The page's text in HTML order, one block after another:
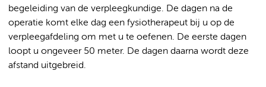
begeleiding van de verpleegkundige. De dagen na de
operatie komt elke dag een fysiotherapeut bij u op de
verpleegafdeling om met u te oefenen. De eerste dagen
loopt u ongeveer 50 meter. De dagen daarna wordt deze
afstand uitgebreid.